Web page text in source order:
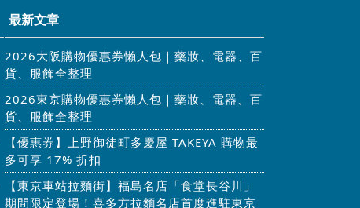
最新文章
2026大阪購物優惠券懶人包｜藥妝、電器、百
貨、服飾全整理
2026東京購物優惠券懶人包｜藥妝、電器、百
貨、服飾全整理
【優惠券】上野御徒町多慶屋 TAKEYA 購物最
多可享 17% 折扣
【東京車站拉麵街】福島名店「食堂長谷川」
期間限定登場！喜多方拉麵名店首度進駐東京